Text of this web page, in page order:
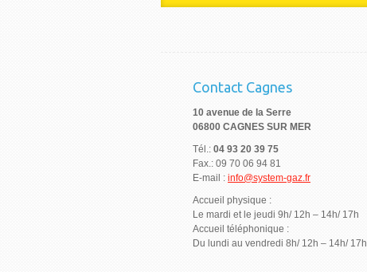
Contact Cagnes
10 avenue de la Serre
06800 CAGNES SUR MER
Tél.: 04 93 20 39 75
Fax.: 09 70 06 94 81
E-mail : info@system-gaz.fr
Accueil physique :
Le mardi et le jeudi 9h/ 12h – 14h/ 17h
Accueil téléphonique :
Du lundi au vendredi 8h/ 12h – 14h/ 17h